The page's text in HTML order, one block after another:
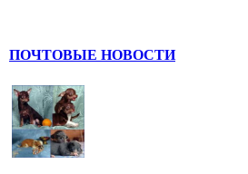
ПОЧТОВЫЕ НОВОСТИ